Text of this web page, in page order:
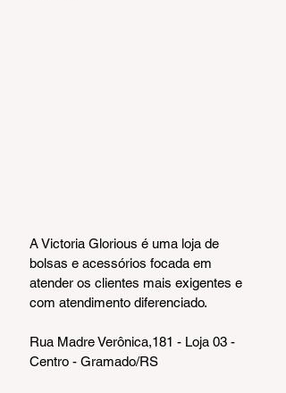
A Victoria Glorious é uma loja de
bolsas e acessórios focada em
atender os clientes mais exigentes e
com atendimento diferenciado.
Rua Madre Verônica,181 - Loja 03 -
Centro - Gramado/RS